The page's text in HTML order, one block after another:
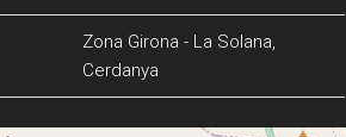
Zona Girona - La Solana,
Cerdanya